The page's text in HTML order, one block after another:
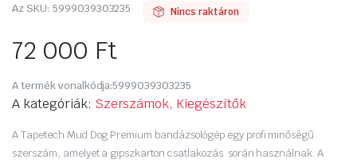
Az SKU: 5999039303235 Nincs raktáron
72 000 Ft
A termék vonalkódja:5999039303235
A kategóriák: Szerszámok, Kiegészítők
A Tapetech Mud Dog Premium bandázsológép egy profi minőségű
szerszám, amelyet a gipszkarton csatlakozás során használnak. A